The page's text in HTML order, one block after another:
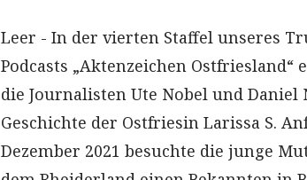
Leer - In der vierten Staffel unseres
Podcasts „Aktenzeichen Ostfriesland“
die Journalisten Ute Nobel und Daniel
Geschichte der Ostfriesin Larissa S.
Dezember 2021 besuchte die junge